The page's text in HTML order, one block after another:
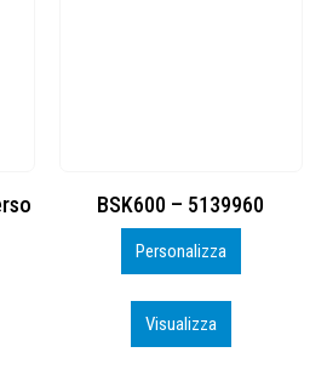
DTF
Personalizza
Visualizza